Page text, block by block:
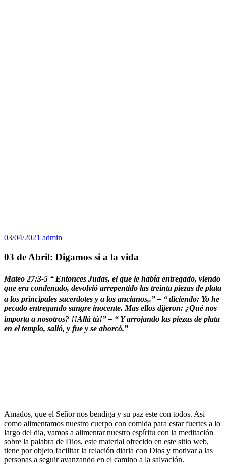
03/04/2021 admin
03 de Abril: Digamos si a la vida
Mateo 27:3-5 “ Entonces Judas, el que le había entregado, viendo
que era condenado, devolvió arrepentido las treinta piezas de plata
a los principales sacerdotes y a los ancianos,.” – “diciendo: Yo he
pecado entregando sangre inocente. Mas ellos dijeron: ¿Qué nos
importa a nosotros? !!Allá tú!” – “ Y arrojando las piezas de plata
en el templo, salió, y fue y se ahorcó.”
Amados, que el Señor nos bendiga y su paz este con todos. Asi
como alimentamos nuestro cuerpo con comida para estar fuertes a lo
largo del dia, vamos a alimentar nuestro espíritu con la meditación
sobre la palabra de Dios, este material ofrecido en este sitio web,
tiene por objeto facilitar la relación diaria con Dios y motivar a las
personas a seguir avanzando en el camino a la salvación.